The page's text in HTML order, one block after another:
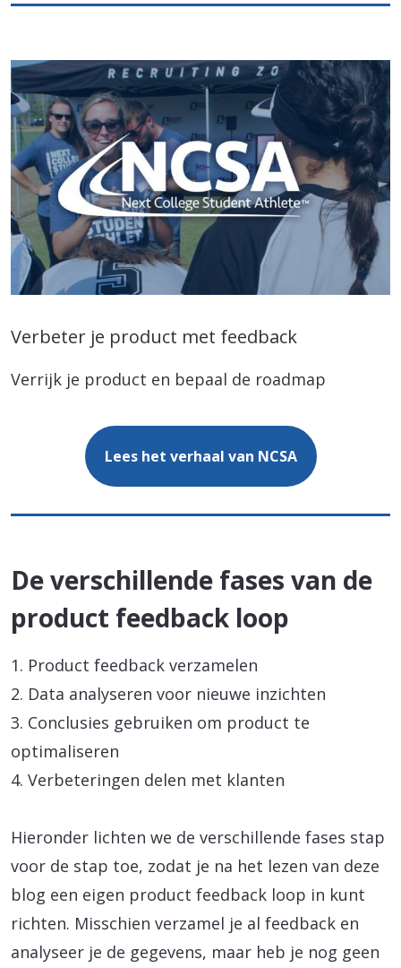
Verbeter je product met feedback
Verrijk je product en bepaal de roadmap
Lees het verhaal van NCSA
De verschillende fases van de
product feedback loop
1. Product feedback verzamelen
2. Data analyseren voor nieuwe inzichten
3. Conclusies gebruiken om product te
optimaliseren
4. Verbeteringen delen met klanten
Hieronder lichten we de verschillende fases stap
voor de stap toe, zodat je na het lezen van deze
blog een eigen product feedback loop in kunt
richten. Misschien verzamel je al feedback en
analyseer je de gegevens, maar heb je nog geen